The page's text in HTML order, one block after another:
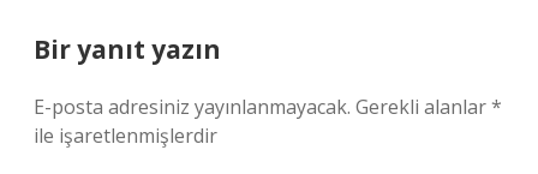
Bir yanıt yazın
E-posta adresiniz yayınlanmayacak. Gerekli alanlar*
ile işaretlenmişlerdir